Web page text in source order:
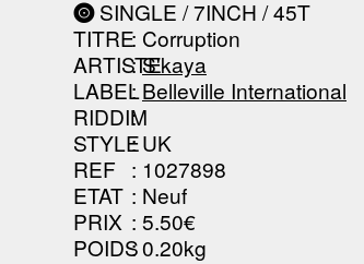
------------------------------
SINGLE / 7INCH / 45T
TITRE: Corruption
ARTISTE
:S'kaya
LABEL
:Belleville International
RIDDIM
:
STYLE: UK
REF : 1027898
ETAT : Neuf
PRIX : 5.50€
POIDS: 0.20kg